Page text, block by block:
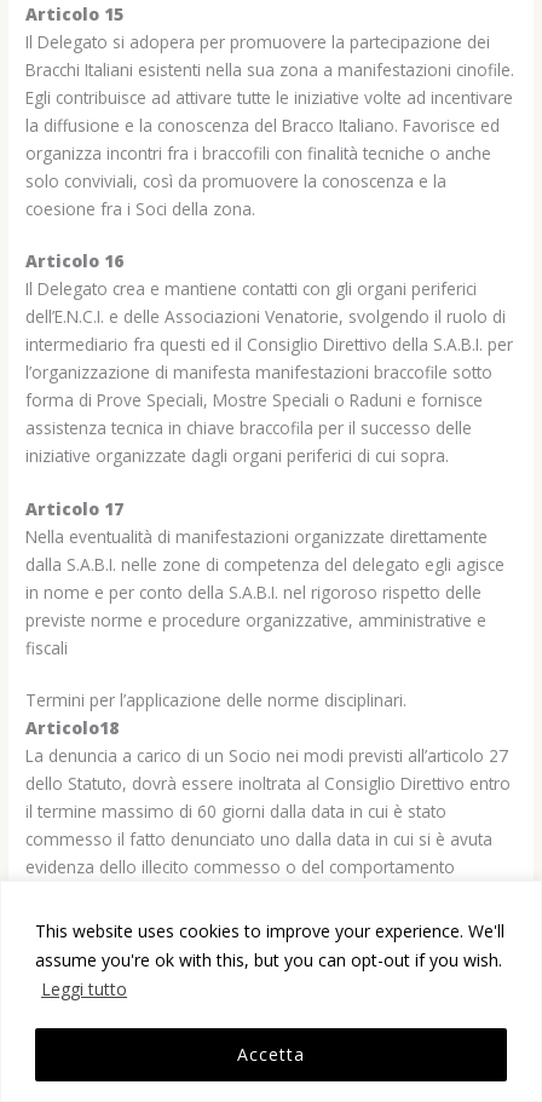
This website uses cookies to improve your experience. We'll
assume you're ok with this, but you can opt-out if you wish.
Leggi tutto
Accetta
Articolo 15
Il Delegato si adopera per promuovere la partecipazione dei
Bracchi Italiani esistenti nella sua zona a manifestazioni cinofile.
Egli contribuisce ad attivare tutte le iniziative volte ad incentivare
la diffusione e la conoscenza del Bracco Italiano. Favorisce ed
organizza incontri fra i braccofili con finalità tecniche o anche
solo conviviali, così da promuovere la conoscenza e la
coesione fra i Soci della zona.
Articolo 16
Il Delegato crea e mantiene contatti con gli organi periferici
dell’E.N.C.I. e delle Associazioni Venatorie, svolgendo il ruolo di
intermediario fra questi ed il Consiglio Direttivo della S.A.B.I. per
l’organizzazione di manifesta manifestazioni braccofile sotto
forma di Prove Speciali, Mostre Speciali o Raduni e fornisce
assistenza tecnica in chiave braccofila per il successo delle
iniziative organizzate dagli organi periferici di cui sopra.
Articolo 17
Nella eventualità di manifestazioni organizzate direttamente
dalla S.A.B.I. nelle zone di competenza del delegato egli agisce
in nome e per conto della S.A.B.I. nel rigoroso rispetto delle
previste norme e procedure organizzative, amministrative e
fiscali
Termini per l’applicazione delle norme disciplinari.
Articolo18
La denuncia a carico di un Socio nei modi previsti all’articolo 27
dello Statuto, dovrà essere inoltrata al Consiglio Direttivo entro
il termine massimo di 60 giorni dalla data in cui è stato
commesso il fatto denunciato uno dalla data in cui si è avuta
evidenza dello illecito commesso o del comportamento
A sua volta il Consiglio Direttivo è tenuto ad inoltrare la
denuncia al Collegio dei Probiviri entro il termine massimo di
15 giorni dal ricevimento della denuncia. A tale scopo, se del
caso, provvede direttamente il Presidente, informando di tale
provvedimento il Consiglio Direttivo in occasione della prima